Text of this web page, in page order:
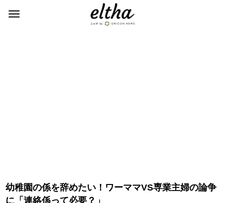
幼稚園の係を辞めたい！ワーママVS専業主婦の論争
に「連絡係って必要？」